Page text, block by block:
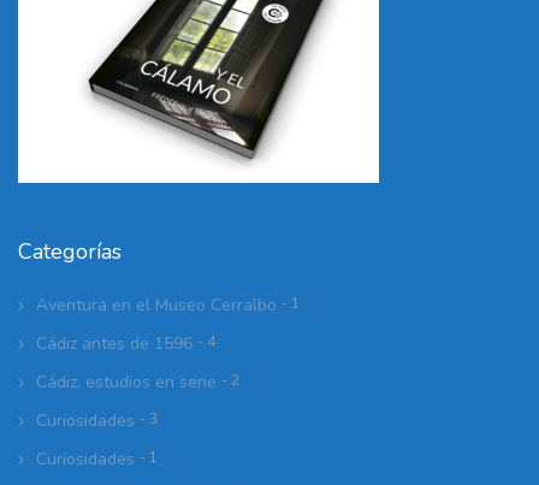
Categorías
Aventura en el Museo Cerralbo - 1
Cádiz antes de 1596 - 4
Cádiz, estudios en serie - 2
Curiosidades - 3
Curiosidades - 1